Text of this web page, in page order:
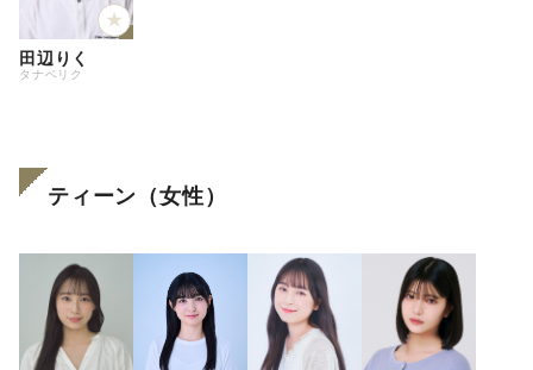
田辺りく
タナベリク
ティーン（女性）